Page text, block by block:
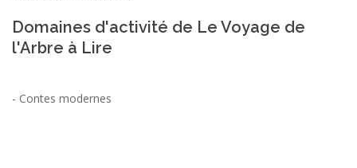
Domaines d'activité de Le Voyage de
l'Arbre à Lire
- Contes modernes